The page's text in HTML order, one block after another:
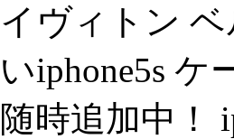
イヴィトン
いiphone5s
随時追加中！